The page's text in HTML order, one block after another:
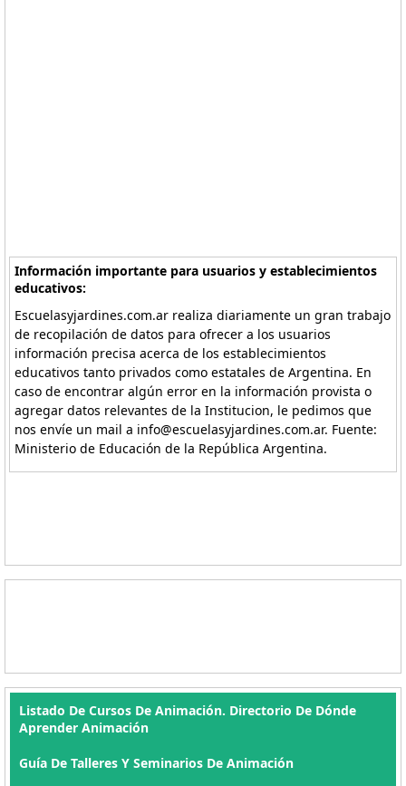
Información importante para usuarios y establecimientos
educativos:
Escuelasyjardines.com.ar realiza diariamente un gran trabajo
de recopilación de datos para ofrecer a los usuarios
información precisa acerca de los establecimientos
educativos tanto privados como estatales de Argentina. En
caso de encontrar algún error en la información provista o
agregar datos relevantes de la Institucion, le pedimos que
nos envíe un mail a info@escuelasyjardines.com.ar. Fuente:
Ministerio de Educación de la República Argentina.
Listado De Cursos De Animación. Directorio De Dónde
Aprender Animación
Guía De Talleres Y Seminarios De Animación